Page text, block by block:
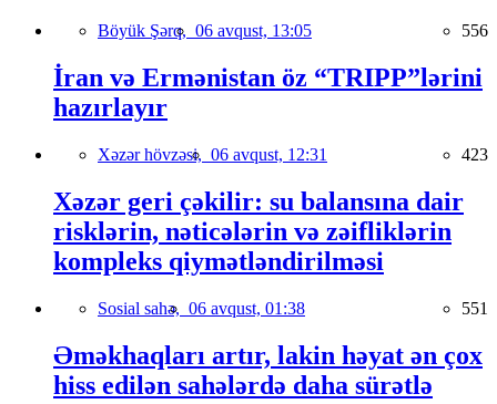
Böyük Şərq, 06 avqust, 13:05 556
İran və Ermənistan öz “TRIPP”lərini
hazırlayır
Xəzər hövzəsi, 06 avqust, 12:31 423
Xəzər geri çəkilir: su balansına dair
risklərin, nəticələrin və zəifliklərin
kompleks qiymətləndirilməsi
Sosial sahə, 06 avqust, 01:38 551
Əməkhaqları artır, lakin həyat ən çox
hiss edilən sahələrdə daha sürətlə